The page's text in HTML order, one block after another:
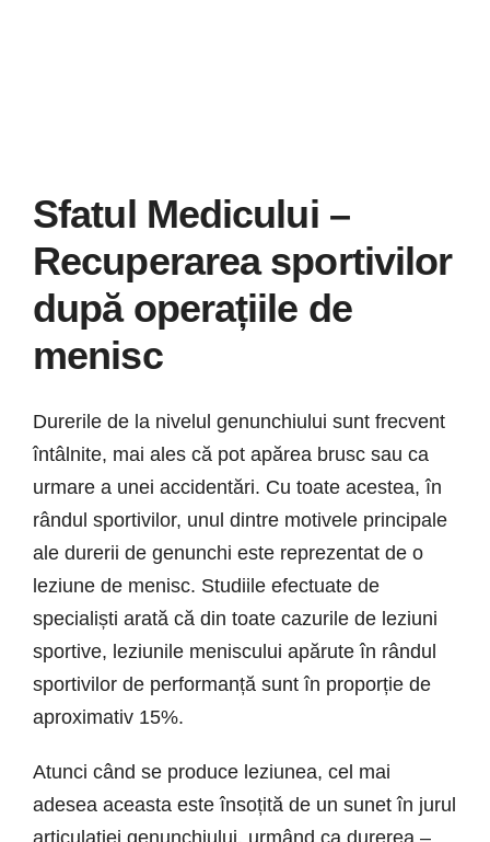
CURSURI
Sfatul Medicului –
Recuperarea sportivilor
după operațiile de
menisc
Durerile de la nivelul genunchiului sunt frecvent
întâlnite, mai ales că pot apărea brusc sau ca
urmare a unei accidentări. Cu toate acestea, în
rândul sportivilor, unul dintre motivele principale
ale durerii de genunchi este reprezentat de o
leziune de menisc. Studiile efectuate de
specialiști arată că din toate cazurile de leziuni
sportive, leziunile meniscului apărute în rândul
sportivilor de performanță sunt în proporție de
aproximativ 15%.
Atunci când se produce leziunea, cel mai
adesea aceasta este însoțită de un sunet în jurul
articulației genunchiului, urmând ca durerea –